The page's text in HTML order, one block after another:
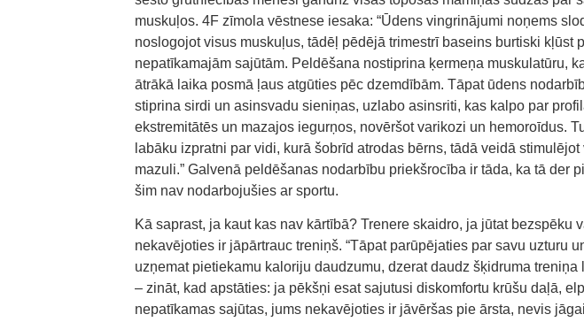
muskuļos. 4F zīmola vēstnese iesaka: “Ūdens vingrinājumi noņems
noslogojot visus muskuļus, tādēļ pēdējā trimestrī baseins burtiski kļūst
nepatīkamajām sajūtām. Peldēšana nostiprina ķermeņa muskulatūru,
ātrākā laika posmā ļaus atgūties pēc dzemdībām. Tāpat ūdens
stiprina sirdi un asinsvadu sieniņas, uzlabo asinsriti, kas kalpo par
ekstremitātēs un mazajos iegurņos, novēršot varikozi un hemoroīdus.
labāku izpratni par vidi, kurā šobrīd atrodas bērns, tādā veidā
mazuli.” Galvenā peldēšanas nodarbību priekšrocība ir tāda, ka tā der
šim nav nodarbojušies ar sportu.
Kā saprast, ja kaut kas nav kārtībā? Trenere skaidro, ja jūtat bezspēku
nekavējoties ir jāpārtrauc treniņš. “Tāpat parūpējaties par savu uzturu
uzņemat pietiekamu kaloriju daudzumu, dzerat daudz šķidruma
– zināt, kad apstāties: ja pēkšņi esat sajutusi diskomfortu krūšu daļā,
nepatīkamas sajūtas, jums nekavējoties ir jāvēršas pie ārsta, nevis